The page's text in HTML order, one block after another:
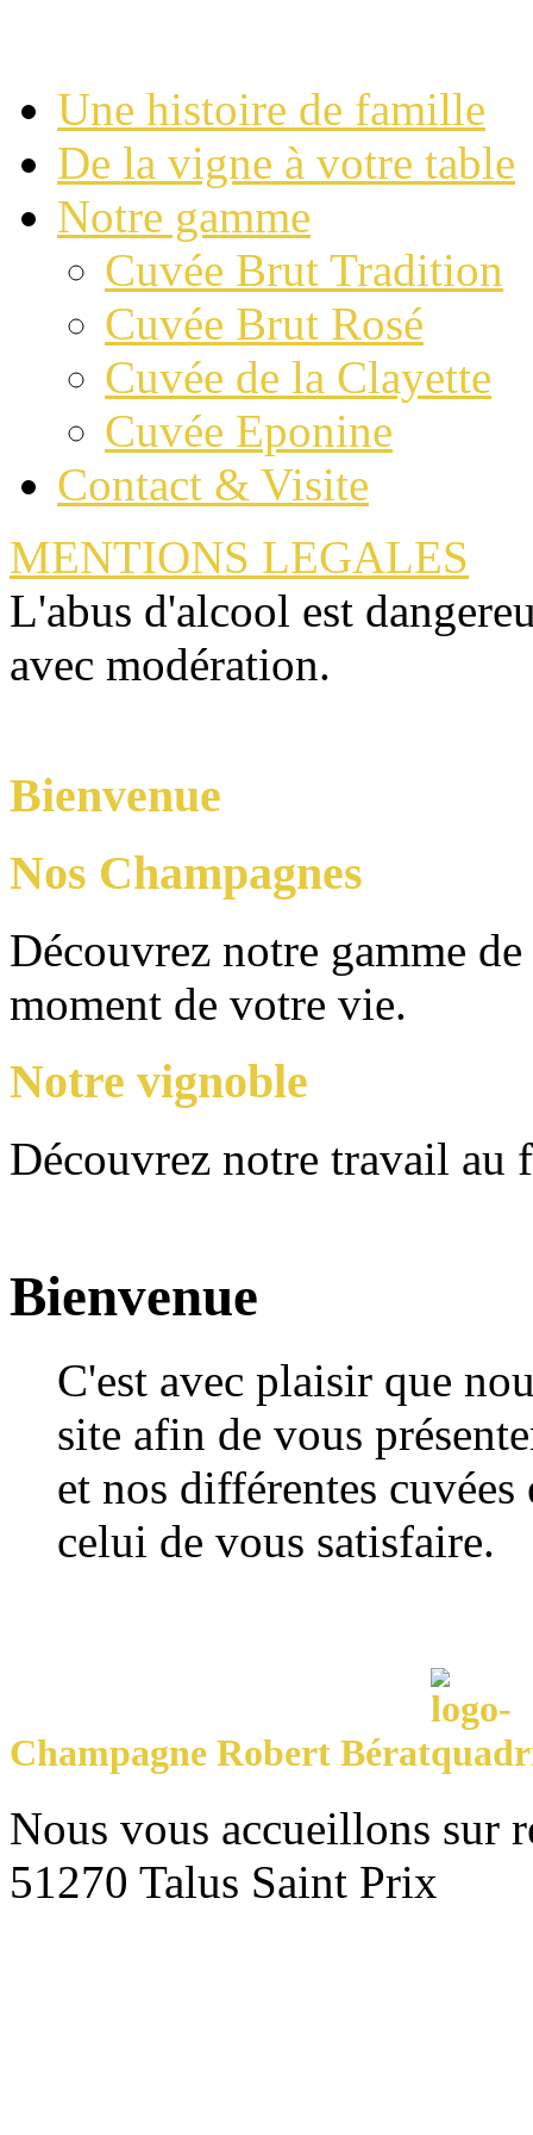
Une histoire de famille
De la vigne à votre table
Notre gamme
Cuvée Brut Tradition
Cuvée Brut Rosé
Cuvée de la Clayette
Cuvée Eponine
Contact & Visite
MENTIONS LEGALES
L'abus d'alcool est
avec modération.
Bienvenue
Nos Champagnes
Découvrez notre gamme
moment de votre vie.
Notre vignoble
Découvrez notre travail
Bienvenue
C'est avec plaisir que
site afin de vous
et nos différentes
celui de vous satisfaire.
Champagne Robert Bérat
Nous vous accueillons sur
51270 Talus Saint Prix